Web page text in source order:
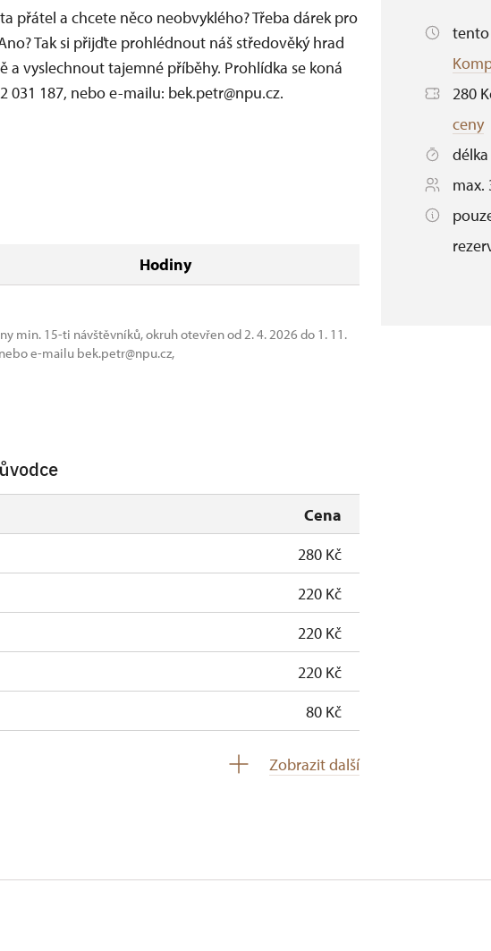
přátel a chcete něco neobvyklého? Třeba dárek pro
Tak si přijďte prohlédnout náš středověký hrad
vyslechnout tajemné příběhy. Prohlídka se koná
031 187, nebo e-mailu: bek.petr@npu.cz.
Hodiny
min. 15-ti návštěvníků, okruh otevřen od 2. 4. 2026 do 1. 11.
e-mailu bek.petr@npu.cz,
Cena
280 Kč
220 Kč
220 Kč
220 Kč
80 Kč
Zobrazit další
tento
280
ceny
max.